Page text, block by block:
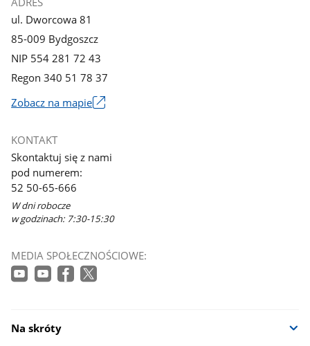
ul. Dworcowa 81
85-009 Bydgoszcz
NIP 554 281 72 43
Regon 340 51 78 37
Zobacz na mapie
się
w
nowym
oknie
KONTAKT
Skontaktuj się z nami
pod numerem:
52 50-65-666
W dni robocze
w godzinach: 7:30-15:30
MEDIA SPOŁECZNOŚCIOWE:
Na skróty